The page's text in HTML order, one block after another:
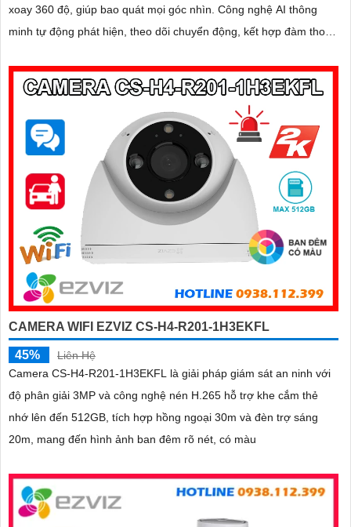
xoay 360 độ, giúp bao quát mọi góc nhìn. Công nghệ AI thông
minh tự động phát hiện, theo dõi chuyển động, kết hợp đàm thoại
CAMERA WIFI EZVIZ CS-H4-R201-1H3EKFL
45%
Liên Hệ
Camera CS-H4-R201-1H3EKFL là giải pháp giám sát an ninh với
độ phân giải 3MP và công nghệ nén H.265 hỗ trợ khe cắm thẻ
nhớ lên đến 512GB, tích hợp hồng ngoại 30m và đèn trợ sáng
20m, mang đến hình ảnh ban đêm rõ nét, có màu